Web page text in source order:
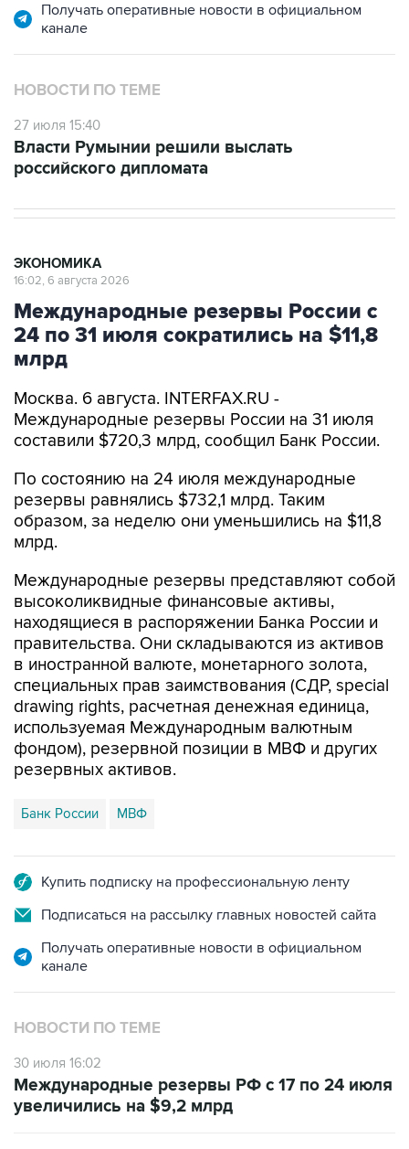
Получать оперативные новости в официальном
канале
НОВОСТИ ПО ТЕМЕ
27 июля 15:40
Власти Румынии решили выслать
российского дипломата
ЭКОНОМИКА
16:02, 6 августа 2026
Международные резервы России с
24 по 31 июля сократились на $11,8
млрд
Москва. 6 августа. INTERFAX.RU -
Международные резервы России на 31 июля
составили $720,3 млрд, сообщил Банк России.
По состоянию на 24 июля международные
резервы равнялись $732,1 млрд. Таким
образом, за неделю они уменьшились на $11,8
млрд.
Международные резервы представляют собой
высоколиквидные финансовые активы,
находящиеся в распоряжении Банка России и
правительства. Они складываются из активов
в иностранной валюте, монетарного золота,
специальных прав заимствования (СДР, special
drawing rights, расчетная денежная единица,
используемая Международным валютным
фондом), резервной позиции в МВФ и других
резервных активов.
Банк России МВФ
Купить подписку на профессиональную ленту
Подписаться на рассылку главных новостей сайта
Получать оперативные новости в официальном
канале
НОВОСТИ ПО ТЕМЕ
30 июля 16:02
Международные резервы РФ с 17 по 24 июля
увеличились на $9,2 млрд